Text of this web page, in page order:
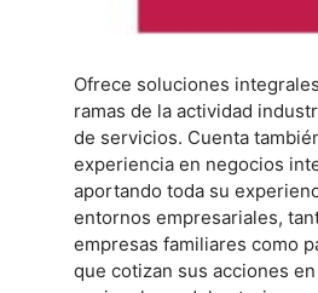
Ofrece soluciones
ramas de la actividad
de servicios. Cuenta
experiencia en negocios
aportando toda su
entornos empresariales,
empresas familiares como
que cotizan sus acciones